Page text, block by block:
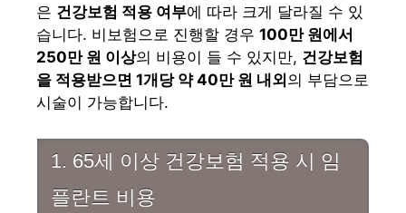
은 건강보험 적용 여부에 따라 크게 달라질 수 있
습니다. 비보험으로 진행할 경우 100만 원에서
250만 원 이상의 비용이 들 수 있지만, 건강보험
을 적용받으면 1개당 약 40만 원 내외 의 부담으로
시술이 가능합니다.
1. 65세 이상 건강보험 적용 시 임
플란트 비용